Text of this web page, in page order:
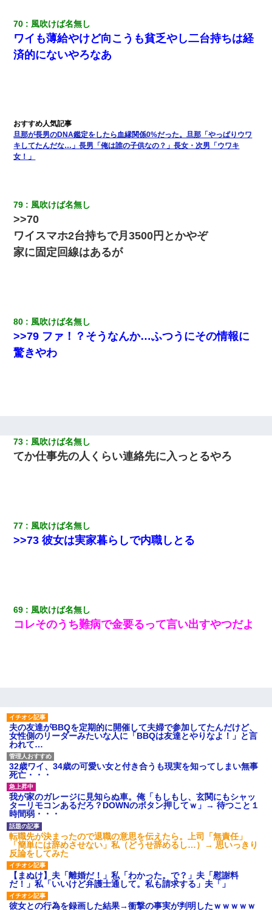
70 風吹けば名無し
ワイも薄給やけど向こうも貧乏やし二台持ちは経
済的にないやろなあ
旦那が長男のDNA鑑定をしたら血縁関係0%だった。旦那「やっぱりウワ
キしてたんだな…」長男「俺は誰の子供なの？」長女・次男「ウワキ
女！」
79 風吹けば名無し
>>70
ワイスマホ2台持ちで月3500円とかやぞ
家に固定回線はあるが
80 風吹けば名無し
>>79 ファ！？そうなんか…ふつうにその情報に
驚きやわ
73 風吹けば名無し
てか仕事先の人くらい連絡先に入っとるやろ
77 風吹けば名無し
>>73 彼女は実家暮らしで内職しとる
69 風吹けば名無し
コレそのうち難病で金要るって言い出すやつだよ
夫の友達がBBQを定期的に開催して夫婦で参加してたんだけど、
女性側のリーダーみたいな人に「BBQは友達とやりなよ！」と言
われて…
32歳ワイ、34歳の可愛い女と付き合うも現実を知ってしまい無事
死亡・・・
我が家のガレージに見知らぬ車。俺「もしもし、玄関にもシャッ
ターリモコンあるだろ？DOWNのボタン押してｗ」→ 待つこと１
時間弱・・・
転職先が決まったので退職の意思を伝えたら。上司「無責任」
「簡単には辞めさせない」私（どうせ辞めるし…）→ 思いっきり
反論をしてみた
【まぬけ】夫「離婚だ！」私「わかった。で？」夫「慰謝料
だ！」私「いいけど弁護士通して。私も請求する」夫「」
彼女との行為を録画した結果→衝撃の事実が判明したｗｗｗｗｗ